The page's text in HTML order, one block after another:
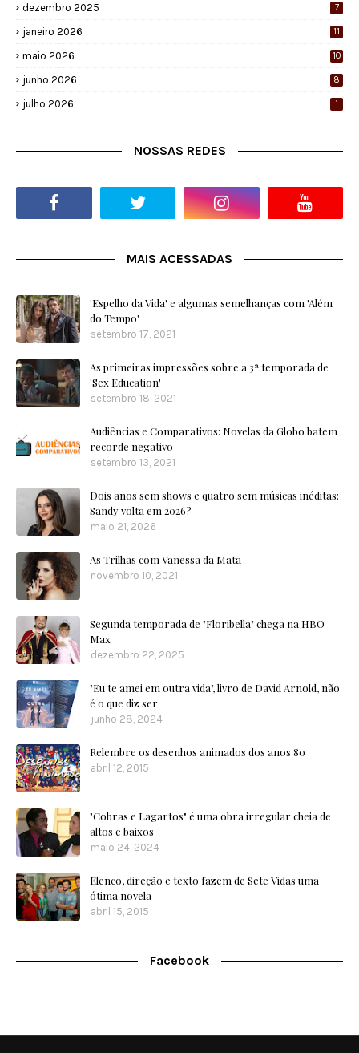
dezembro 2025 7
janeiro 2026 11
maio 2026 10
junho 2026 8
julho 2026 1
NOSSAS REDES
MAIS ACESSADAS
'Espelho da Vida' e algumas semelhanças com 'Além
do Tempo'
setembro 17, 2021
As primeiras impressões sobre a 3ª temporada de
'Sex Education'
setembro 18, 2021
Audiências e Comparativos: Novelas da Globo batem
recorde negativo
setembro 13, 2021
Dois anos sem shows e quatro sem músicas inéditas:
Sandy volta em 2026?
maio 21, 2026
As Trilhas com Vanessa da Mata
novembro 10, 2021
Segunda temporada de "Floribella" chega na HBO
Max
dezembro 22, 2025
"Eu te amei em outra vida", livro de David Arnold, não
é o que diz ser
junho 28, 2024
Relembre os desenhos animados dos anos 80
abril 12, 2015
"Cobras e Lagartos" é uma obra irregular cheia de
altos e baixos
maio 24, 2024
Elenco, direção e texto fazem de Sete Vidas uma
ótima novela
abril 15, 2015
Facebook